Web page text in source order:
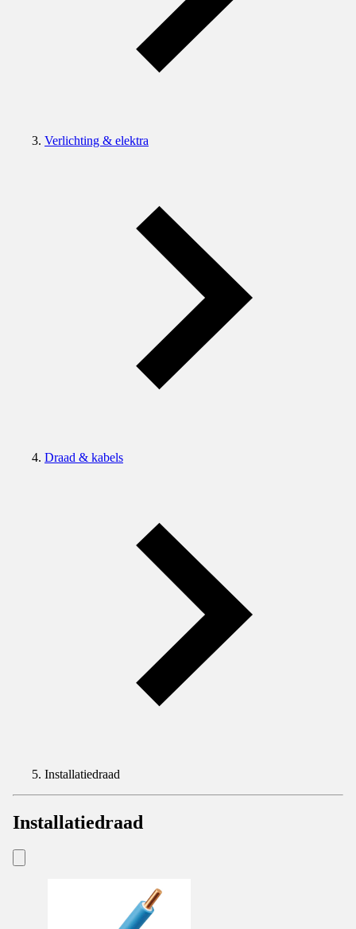
Verlichting & elektra
Draad & kabels
Installatiedraad
Installatiedraad